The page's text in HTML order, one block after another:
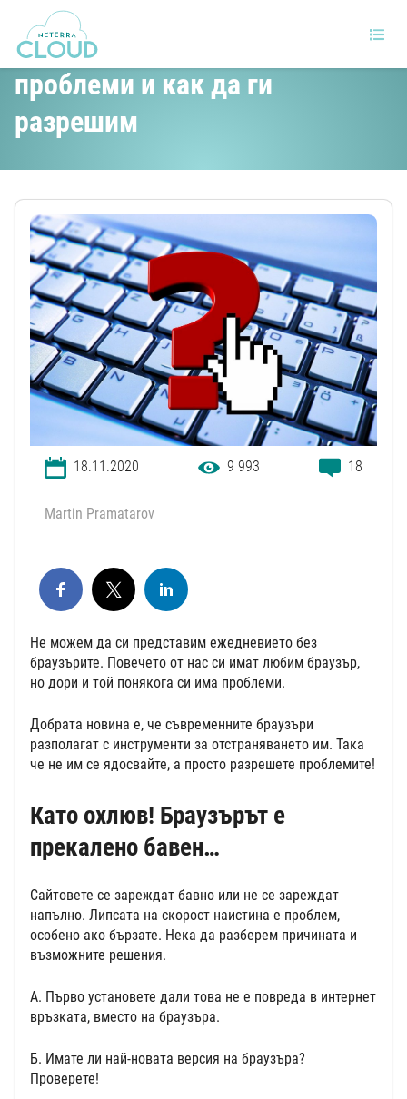
Най-честите браузър
проблеми и как да ги
разрешим
18.11.2020 9 993 18
Martin Pramatarov
Не можем да си представим ежедневието без
браузърите. Повечето от нас си имат любим браузър,
но дори и той понякога си има проблеми.
Добрата новина е, че съвременните браузъри
разполагат с инструменти за отстраняването им. Така
че не им се ядосвайте, а просто разрешете проблемите!
Като охлюв! Браузърът е
прекалено бавен…
Сайтовете се зареждат бавно или не се зареждат
напълно. Липсата на скорост наистина е проблем,
особено ако бързате. Нека да разберем причината и
възможните решения.
А. Първо установете дали това не е повреда в интернет
връзката, вместо на браузъра.
Б. Имате ли най-новата версия на браузъра?
Проверете!